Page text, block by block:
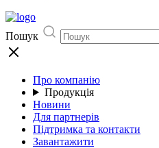
Пошук
Про компанію
Продукція
Новини
Для партнерів
Підтримка та контакти
Завантажити